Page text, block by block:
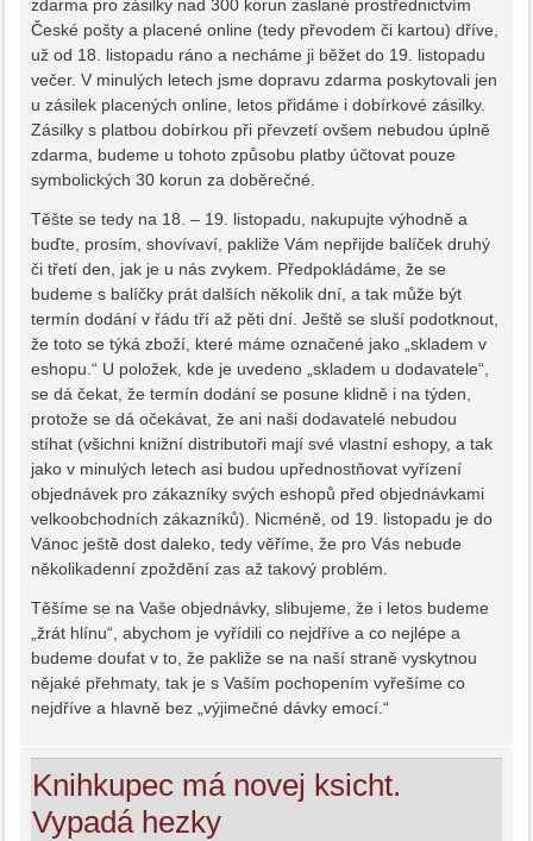
zdarma pro zásilky nad 300 korun zaslané prostřednictvím
České pošty a placené online (tedy převodem či kartou) dříve,
už od 18. listopadu ráno a necháme ji běžet do 19. listopadu
večer. V minulých letech jsme dopravu zdarma poskytovali jen
u zásilek placených online, letos přidáme i dobírkové zásilky.
Zásilky s platbou dobírkou při převzetí ovšem nebudou úplně
zdarma, budeme u tohoto způsobu platby účtovat pouze
symbolických 30 korun za doběrečné.
Těšte se tedy na 18. – 19. listopadu, nakupujte výhodně a
buďte, prosím, shovívaví, pakliže Vám nepřijde balíček druhý
či třetí den, jak je u nás zvykem. Předpokládáme, že se
budeme s balíčky prát dalších několik dní, a tak může být
termín dodání v řádu tří až pěti dní. Ještě se sluší podotknout,
že toto se týká zboží, které máme označené jako „skladem v
eshopu.“ U položek, kde je uvedeno „skladem u dodavatele“,
se dá čekat, že termín dodání se posune klidně i na týden,
protože se dá očekávat, že ani naši dodavatelé nebudou
stíhat (všichni knižní distributoři mají své vlastní eshopy, a tak
jako v minulých letech asi budou upřednostňovat vyřízení
objednávek pro zákazníky svých eshopů před objednávkami
velkoobchodních zákazníků). Nicméně, od 19. listopadu je do
Vánoc ještě dost daleko, tedy věříme, že pro Vás nebude
několikadenní zpoždění zas až takový problém.
Těšíme se na Vaše objednávky, slibujeme, že i letos budeme
„žrát hlínu“, abychom je vyřídili co nejdříve a co nejlépe a
budeme doufat v to, že pakliže se na naší straně vyskytnou
nějaké přehmaty, tak je s Vaším pochopením vyřešíme co
nejdříve a hlavně bez „výjimečné dávky emocí.“
Knihkupec má novej ksicht.
Vypadá hezky